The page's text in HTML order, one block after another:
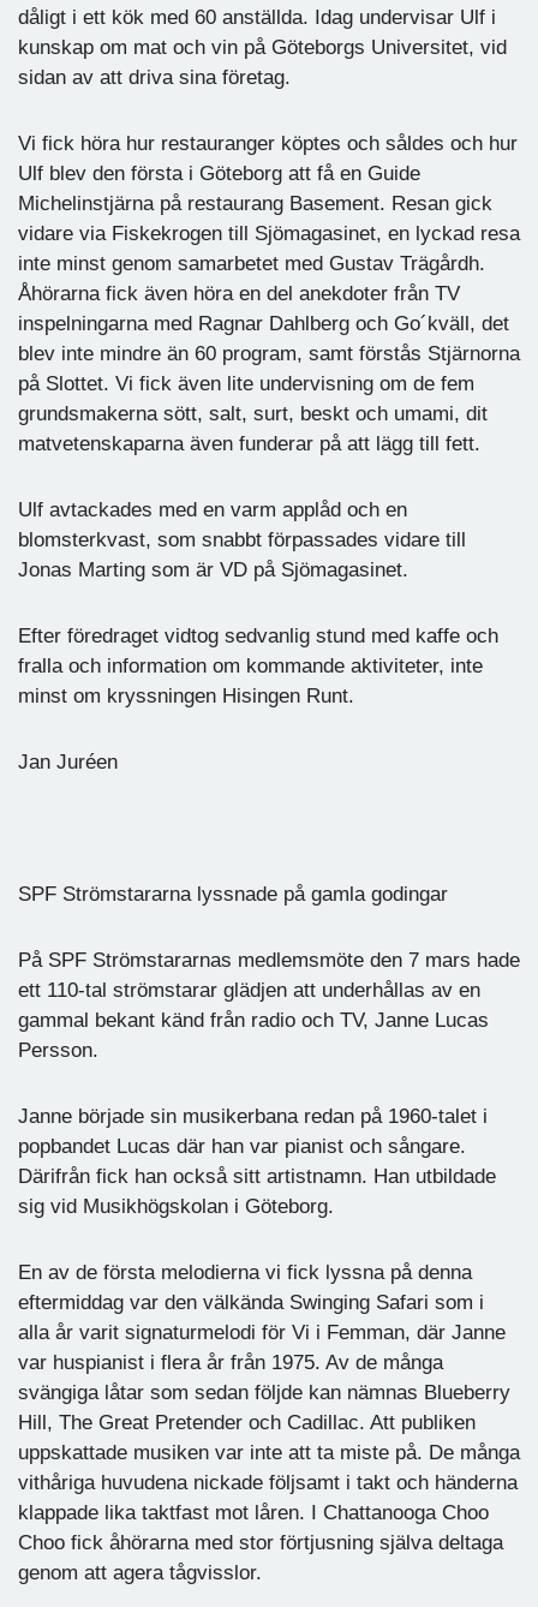
dåligt i ett kök med 60 anställda. Idag undervisar Ulf i
kunskap om mat och vin på Göteborgs Universitet, vid
sidan av att driva sina företag.
Vi fick höra hur restauranger köptes och såldes och hur
Ulf blev den första i Göteborg att få en Guide
Michelinstjärna på restaurang Basement. Resan gick
vidare via Fiskekrogen till Sjömagasinet, en lyckad resa
inte minst genom samarbetet med Gustav Trägårdh.
Åhörarna fick även höra en del anekdoter från TV
inspelningarna med Ragnar Dahlberg och Go´kväll, det
blev inte mindre än 60 program, samt förstås Stjärnorna
på Slottet. Vi fick även lite undervisning om de fem
grundsmakerna sött, salt, surt, beskt och umami, dit
matvetenskaparna även funderar på att lägg till fett.
Ulf avtackades med en varm applåd och en
blomsterkvast, som snabbt förpassades vidare till
Jonas Marting som är VD på Sjömagasinet.
Efter föredraget vidtog sedvanlig stund med kaffe och
fralla och information om kommande aktiviteter, inte
minst om kryssningen Hisingen Runt.
Jan Juréen
SPF Strömstararna lyssnade på gamla godingar
På SPF Strömstararnas medlemsmöte den 7 mars hade
ett 110-tal strömstarar glädjen att underhållas av en
gammal bekant känd från radio och TV, Janne Lucas
Persson.
Janne började sin musikerbana redan på 1960-talet i
popbandet Lucas där han var pianist och sångare.
Därifrån fick han också sitt artistnamn. Han utbildade
sig vid Musikhögskolan i Göteborg.
En av de första melodierna vi fick lyssna på denna
eftermiddag var den välkända Swinging Safari som i
alla år varit signaturmelodi för Vi i Femman, där Janne
var huspianist i flera år från 1975. Av de många
svängiga låtar som sedan följde kan nämnas Blueberry
Hill, The Great Pretender och Cadillac. Att publiken
uppskattade musiken var inte att ta miste på. De många
vithåriga huvudena nickade följsamt i takt och händerna
klappade lika taktfast mot låren. I Chattanooga Choo
Choo fick åhörarna med stor förtjusning själva deltaga
genom att agera tågvisslor.